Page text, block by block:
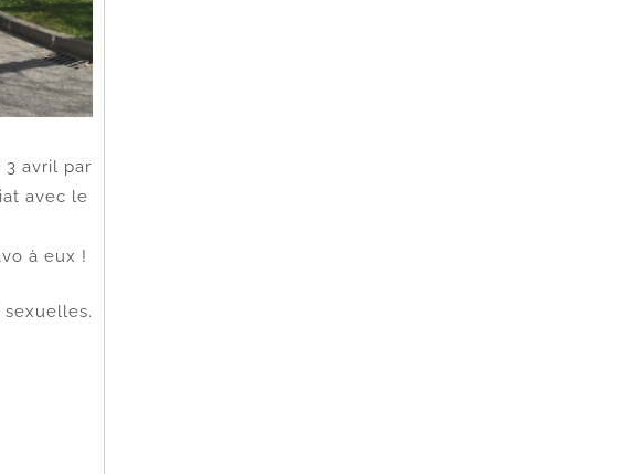
avril par
avec le
à eux !